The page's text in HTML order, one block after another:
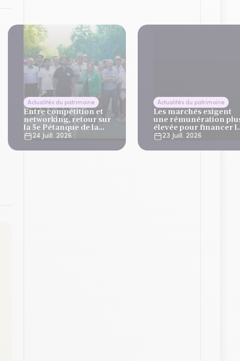
Actualités du patrimoine
Entre compétition et
networking, retour sur
la 5e Pétanque de la
Finance
24 Juill. 2026
Actualités du patrimoine
Les marchés exigent
une rémunération
élevée pour financer
dette française
23 Juill. 2026